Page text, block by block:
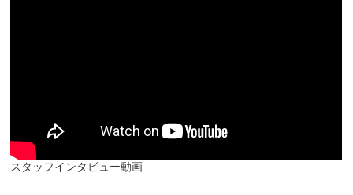
スタッフインタビュー動画